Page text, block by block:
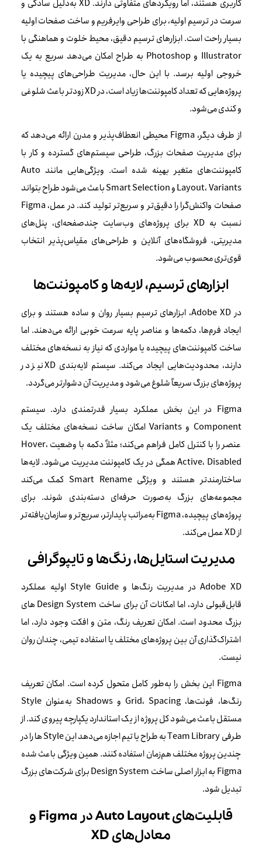
کاربری هستند، اما رویکردهای متفاوتی دارند. XD به‌دلیل سادگی و
سرعت در ترسیم اولیه، برای طراحی وایرفریم و ساخت صفحات اولیه
بسیار راحت است. ابزارهای ترسیم دقیق، محیط خلوت و هماهنگی با
Illustrator و Photoshop به طراح امکان می‌دهد سریع به یک
خروجی اولیه برسد. با این حال، مدیریت طراحی‌های پیچیده یا
پروژه‌هایی که تعداد کامپوننت‌ها زیاد است، در XD زودتر باعث شلوغی
و کندی می‌شود.
از طرف دیگر، Figma محیطی انعطاف‌پذیر و مدرن ارائه می‌دهد که
برای مدیریت صفحات بزرگ، طراحی سیستم‌های گسترده و کار با
کامپوننت‌های متغیر بهینه شده است. ویژگی‌هایی مانند Auto
Layout، Variants و Smart Selection باعث می‌شود طراح بتواند
صفحات واکنش‌گرا را دقیق‌تر و سریع‌تر تولید کند. در عمل، Figma
نسبت به XD برای پروژه‌های وب‌سایت چندصفحه‌ای، پنل‌های
مدیریتی، فروشگاه‌های آنلاین و طراحی‌های مقیاس‌پذیر انتخاب
قوی‌تری محسوب می‌شود.
ابزارهای ترسیم، لایه‌ها و کامپوننت‌ها
در Adobe XD، ابزارهای ترسیم بسیار روان و ساده هستند و برای
ایجاد فرم‌ها، دکمه‌ها و عناصر پایه سرعت خوبی ارائه می‌دهند. اما
ساخت کامپوننت‌های پیچیده یا مواردی که نیاز به نسخه‌های مختلف
دارند، محدودیت‌هایی ایجاد می‌کند. سیستم لایه‌بندی XD نیز در
پروژه‌های بزرگ سریعاً شلوغ می‌شود و مدیریت آن دشوارتر می‌گردد.
Figma در این بخش عملکرد بسیار قدرتمندی دارد. سیستم
Component و Variants امکان ساخت نسخه‌های مختلف یک
عنصر را با کنترل کامل فراهم می‌کند؛ مثلاً دکمه با وضعیت Hover،
Active، Disabled همگی در یک کامپوننت مدیریت می‌شود. لایه‌ها
ساختارمندتر هستند و ویژگی Smart Rename کمک می‌کند
مجموعه‌های بزرگ به‌صورت حرفه‌ای دسته‌بندی شوند. برای
پروژه‌های پیچیده، Figma به‌مراتب پایدارتر، سریع‌تر و سازمان‌یافته‌تر
از XD عمل می‌کند.
مدیریت استایل‌ها، رنگ‌ها و تایپوگرافی
Adobe XD در مدیریت رنگ‌ها و Style Guide اولیه عملکرد
قابل‌قبولی دارد، اما امکانات آن برای ساخت Design System های
بزرگ محدود است. امکان تعریف رنگ، متن و افکت وجود دارد، اما
اشتراک‌گذاری آن بین پروژه‌های مختلف یا استفاده تیمی، چندان روان
نیست.
Figma این بخش را به‌طور کامل متحول کرده است. امکان تعریف
رنگ‌ها، فونت‌ها، Grid، Spacing و Shadows به‌عنوان Style
مستقل باعث می‌شود کل پروژه از یک استاندارد یکپارچه پیروی کند. از
طرفی Team Library به طراح یا تیم اجازه می‌دهد این Style ها را در
چندین پروژه مختلف هم‌زمان استفاده کنند. همین ویژگی باعث شده
Figma به ابزار اصلی ساخت Design System برای شرکت‌های بزرگ
تبدیل شود.
قابلیت‌های Auto Layout در Figma و
معادل‌های XD